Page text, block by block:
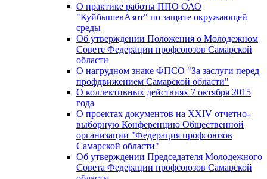
О практике работы ППО ОАО
"КуйбышевАзот" по защите окружающей
среды
Об утверждении Положения о Молодежном
Совете Федерации профсоюзов Самарской
области
О нагрудном знаке ФПСО "За заслуги перед
профдвижением Самарской области"
О коллективных действиях 7 октября 2015
года
О проектах документов на XXIV отчетно-
выборную Конференцию Общественной
организации "Федерация профсоюзов
Самарской области"
Об утверждении Председателя Молодежного
Совета Федерации профсоюзов Самарской